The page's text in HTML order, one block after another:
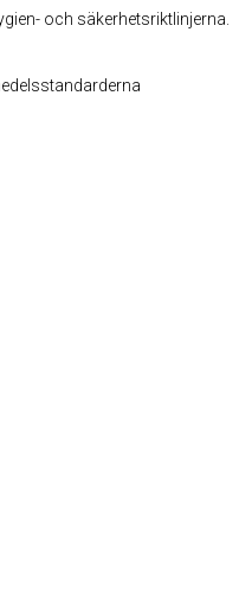
och säkerhetsriktlinjerna.